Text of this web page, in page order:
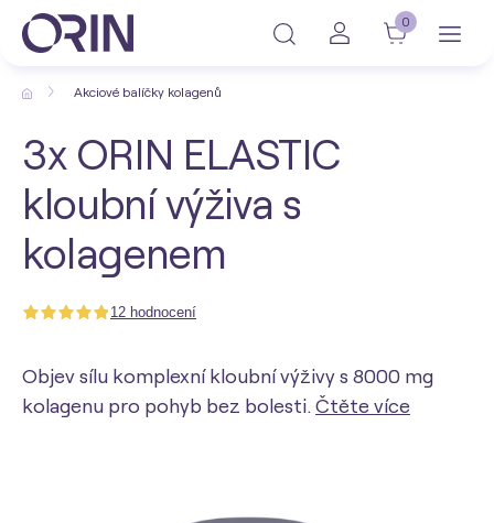
0
Akciové balíčky kolagenů
3x ORIN ELASTIC
kloubní výživa s
kolagenem
12 hodnocení
Objev sílu komplexní kloubní výživy s 8000 mg
kolagenu pro pohyb bez bolesti. Čtěte více